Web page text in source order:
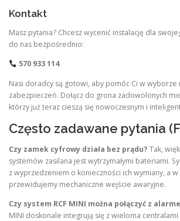
Kontakt
Masz pytania? Chcesz wycenić instalację dla
do nas bezpośrednio:
570 933 114
Nasi doradcy są gotowi, aby pomóc Ci w wyborze
zabezpieczeń. Dołącz do grona zadowolonych
którzy już teraz cieszą się nowoczesnym i
Często zadawane pytania
Czy zamek cyfrowy działa bez prądu? Tak,
systemów zasilana jest wytrzymałymi bateriami.
z wyprzedzeniem o konieczności ich wymiany, a w
przewidujemy mechaniczne wejście awaryjne.
Czy system RCF MINI można połączyć z
MINI doskonale integrują się z wieloma